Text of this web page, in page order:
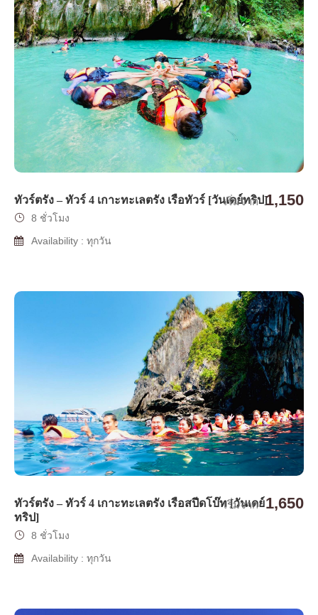
ทัวร์ตรัง – ทัวร์ 4 เกาะทะเลตรัง เรือทัวร์ [วันเดย์ทริป]
เริ่มจาก 1,150
8 ชั่วโมง
Availability : ทุกวัน
ทัวร์ตรัง – ทัวร์ 4 เกาะทะเลตรัง เรือสปีดโบ๊ท [วันเดย์
ทริป]
เริ่มจาก 1,650
8 ชั่วโมง
Availability : ทุกวัน